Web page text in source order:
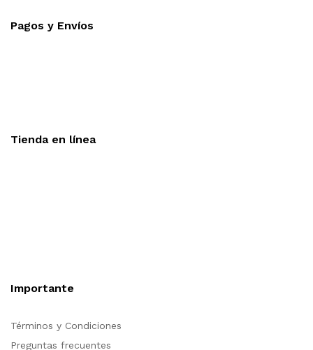
Pagos y Envíos
Tienda en línea
Importante
Términos y Condiciones
Preguntas frecuentes